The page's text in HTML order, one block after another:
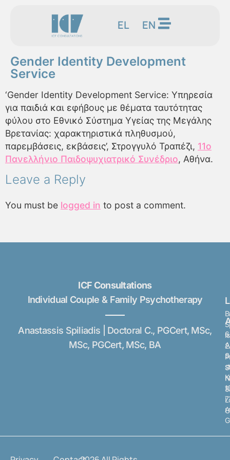
EL EN
Gender Identity Development
Service
‘Gender Identity Development Service: Υπηρεσία
για παιδιά και εφήβους με θέματα ταυτότητας
φύλου στο Εθνικό Σύστημα Υγείας της Μεγάλης
Βρετανίας: χαρακτηριστικά πληθυσμού,
παρεμβάσεις, εκβάσεις’, Στρογγυλό Τραπέζι, 11ο
Πανελλήνιο Παιδοψυχιατρικό Συνέδριο, Αθήνα.
Leave a Reply
You must be logged in to post a comment.
ICF Consultations
Individual Couple & Family Psychotherapy
Anastassis Spiliadis | Doctoral C., PGCert, MSc,
MSc, PGCert, MSc, BA
6